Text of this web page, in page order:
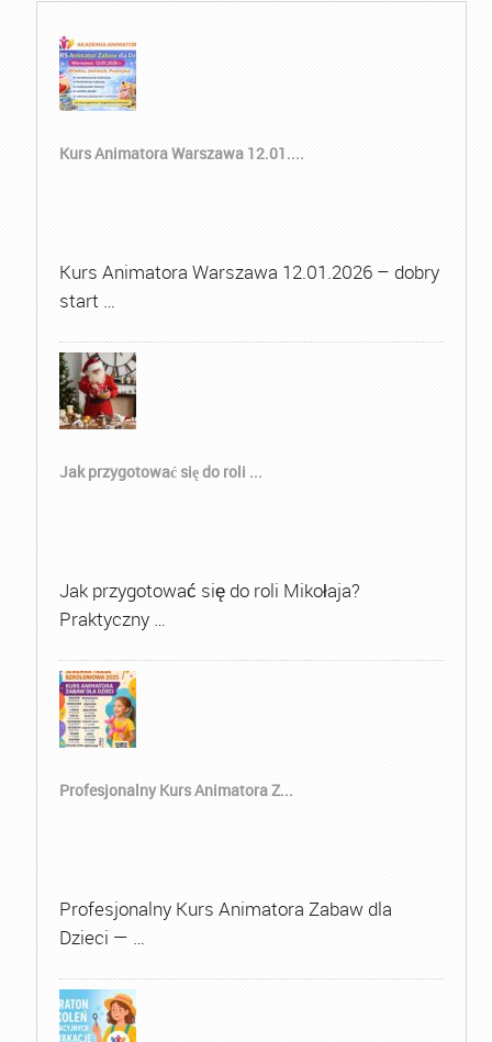
Kurs Animatora Warszawa 12.01....
Kurs Animatora Warszawa 12.01.2026 – dobry
start …
Jak przygotować się do roli ...
Jak przygotować się do roli Mikołaja?
Praktyczny …
Profesjonalny Kurs Animatora Z...
Profesjonalny Kurs Animatora Zabaw dla
Dzieci — …